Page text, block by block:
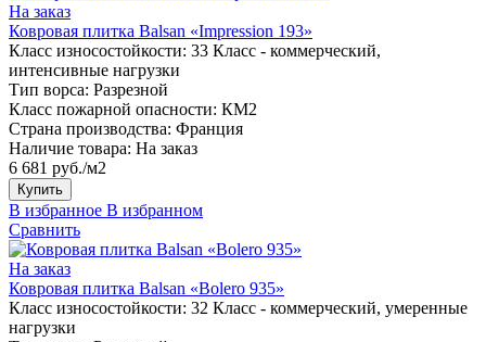
На заказ
Ковровая плитка Balsan «Impression 193»
Класс износостойкости: 33 Класс - коммерческий,
интенсивные нагрузки
Тип ворса: Разрезной
Класс пожарной опасности: КМ2
Страна производства: Франция
Наличие товара: На заказ
6 681 руб./м2
Купить
В избранное В избранном
Сравнить
На заказ
Ковровая плитка Balsan «Bolero 935»
Класс износостойкости: 32 Класс - коммерческий, умеренные
нагрузки